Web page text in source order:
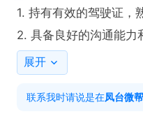
1. 持有有效的驾驶证，
2. 具备良好的沟通能力
展开
联系我时请说是在凤台微